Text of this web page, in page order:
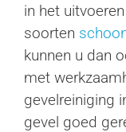
in het
soorten
kunnen u dan
met
gevelreiniging
gevel goed